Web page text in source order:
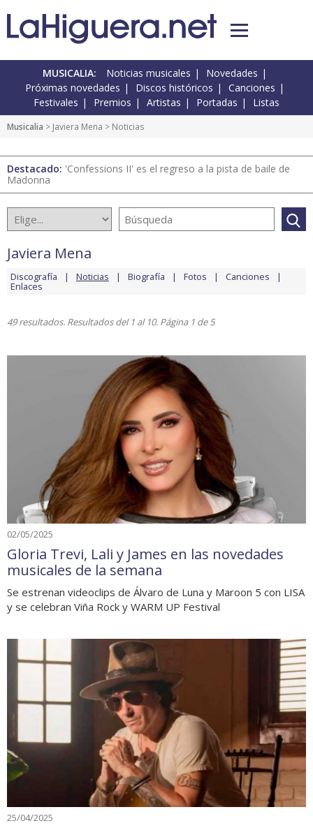
MUSICALIA: Noticias musicales
Novedades
Próximas novedades
Discos históricos
Canciones
Festivales
Premios Artistas Portadas Listas
Musicalia > Javiera Mena > Noticias
Destacado: 'Confessions II' es el regreso a la pista de baile de
Madonna
Javiera Mena
Discografía Noticias Biografía Fotos Canciones
Enlaces
49 resultados. Resultados del 1 al 10. Página 1 de 5
02/05/2025
Gloria Trevi, Lali y James en las novedades
musicales de la semana
Se estrenan videoclips de Álvaro de Luna y Maroon 5 con LISA
y se celebran Viña Rock y WARM UP Festival
25/04/2025